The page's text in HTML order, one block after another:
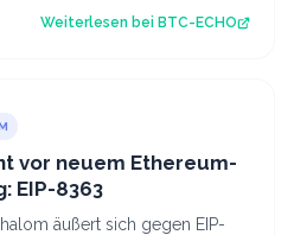
Source:…
Weiterlesen bei BTC-ECHO
vor neuem Ethereum-
EIP-8363
äußert sich gegen EIP-